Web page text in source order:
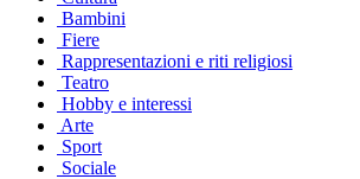
Bambini
Fiere
Rappresentazioni e riti religiosi
Teatro
Hobby e interessi
Arte
Sport
Sociale